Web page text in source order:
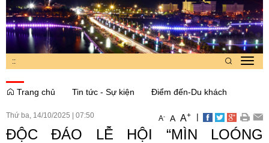
::
Trang chủ
Tin tức - Sự kiện Điểm đến-Du khách
Thứ ba, 14/10/2025 07:50 A- A A+ |
ĐỘC ĐÁO LỄ HỘI “MÌN LOÓNG